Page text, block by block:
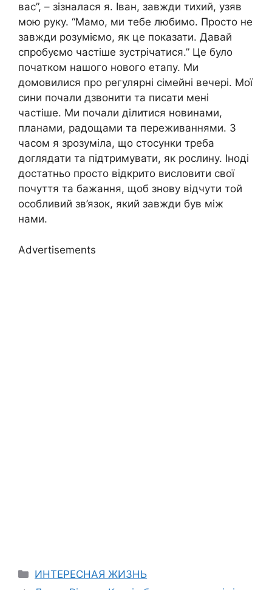
вас”, – зізналася я. Іван, завжди тихий, узяв
мою руку. “Мамо, ми тебе любимо. Просто не
завжди розуміємо, як це показати. Давай
спробуємо частіше зустрічатися.” Це було
початком нашого нового етапу. Ми
домовилися про регулярні сімейні вечері. Мої
сини почали дзвонити та писати мені
частіше. Ми почали ділитися новинами,
планами, радощами та переживаннями. З
часом я зрозуміла, що стосунки треба
доглядати та підтримувати, як рослину. Іноді
достатньо просто відкрито висловити свої
почуття та бажання, щоб знову відчути той
особливий зв’язок, який завжди був між
нами.
Advertisements
Categories
ИНТЕРЕСНАЯ ЖИЗНЬ